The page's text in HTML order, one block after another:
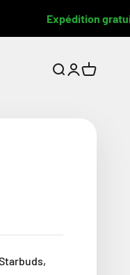
Expédition
Ouvrir la
Ouvrir le
Voir le